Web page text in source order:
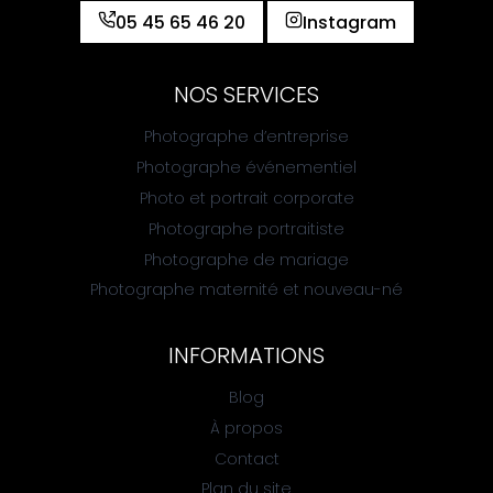
05 45 65 46 20 Instagram
NOS SERVICES
Photographe d’entreprise
Photographe événementiel
Photo et portrait corporate
Photographe portraitiste
Photographe de mariage
Photographe maternité et nouveau-né
INFORMATIONS
Blog
À propos
Contact